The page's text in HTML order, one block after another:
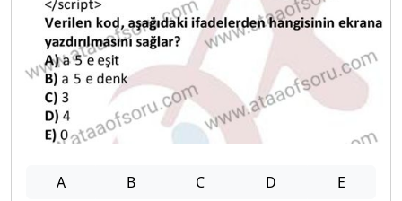
A B C D E